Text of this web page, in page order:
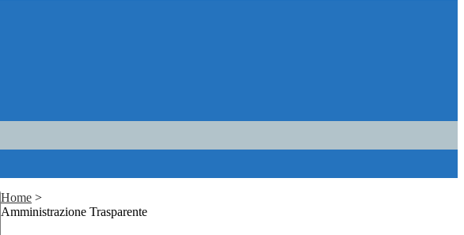
Home >
Amministrazione Trasparente